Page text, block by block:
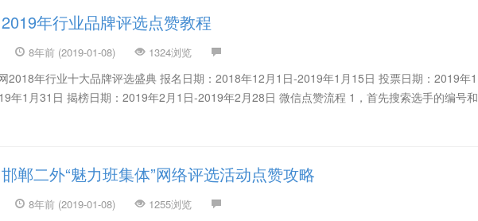
2019年行业品牌评选点赞教程
8年前 (2019-01-08) 1324浏览
2018年行业十大品牌评选盛典 报名日期：2018年12月1日-2019年1月15日 投票日期：2019年1
年1月31日 揭榜日期：2019年2月1日-2019年2月28日 微信点赞流程 1，首先搜索选手的编号和
邯郸二外“魅力班集体”网络评选活动点赞攻略
8年前 (2019-01-08) 1255浏览